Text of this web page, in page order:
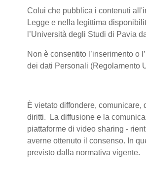
Colui che pubblica i contenuti
Legge e nella legittima
l’Università degli Studi di Pavia
Non è consentito l’inserimento
dei dati Personali (Regolamento
È vietato diffondere,
diritti. La diffusione e la
piattaforme di video sharing -
averne ottenuto il consenso. In
previsto dalla normativa vigente.